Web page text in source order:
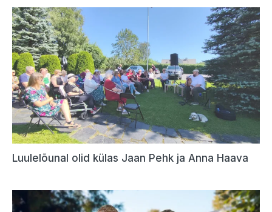
Luulelõunal olid külas Jaan Pehk ja Anna Haava